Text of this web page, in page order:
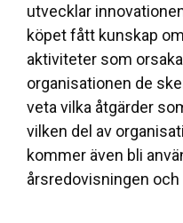
utvecklar
köpet fått kunskap
aktiviteter som
organisationen de
veta vilka åtgärder
vilken del av
kommer även bli
årsredovisningen